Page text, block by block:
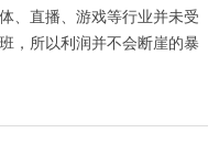
、直播、游戏等行业并未受
，所以利润并不会断崖的暴